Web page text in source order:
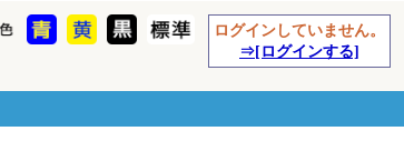
ログインしていません。
⇒[ログインする]